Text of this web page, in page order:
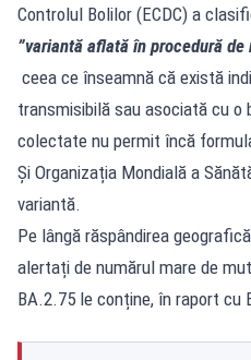
Controlul Bolilor (ECDC) a
”variantă aflată în procedură de
ceea ce înseamnă că există
transmisibilă sau asociată cu o
colectate nu permit încă
Și Organizația Mondială a
variantă.
Pe lângă răspândirea
alertați de numărul mare de
BA.2.75 le conține, în raport cu